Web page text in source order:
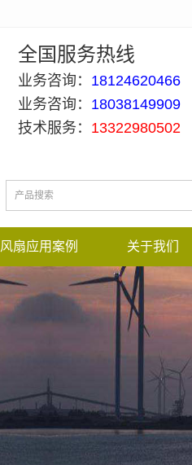
全国服务热线
业务咨询： 18124620466
业务咨询： 18038149909
技术服务： 13322980502
风扇应用案例 关于我们